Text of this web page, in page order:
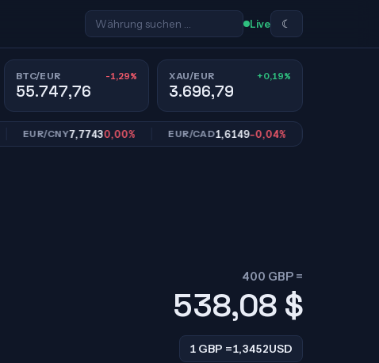
Live ☾
BTC/EUR -1,29%
55.747,76
XAU/EUR +0,19%
3.696,79
EUR/CNY7,77430,00% EUR/CAD1,6149-0,04%
400 GBP =
538,08 $
1 GBP =1,3452USD